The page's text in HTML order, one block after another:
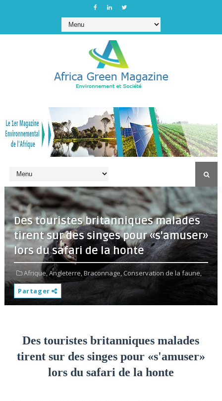
Des touristes britanniques malades
tirent sur des singes pour «s'amuser»
lors du safari de la honte
Afrique,Angleterre,Braconnage, Conservation de la faune,
Partager
Des touristes britanniques malades
tirent sur des singes pour «s'amuser»
lors du safari de la honte